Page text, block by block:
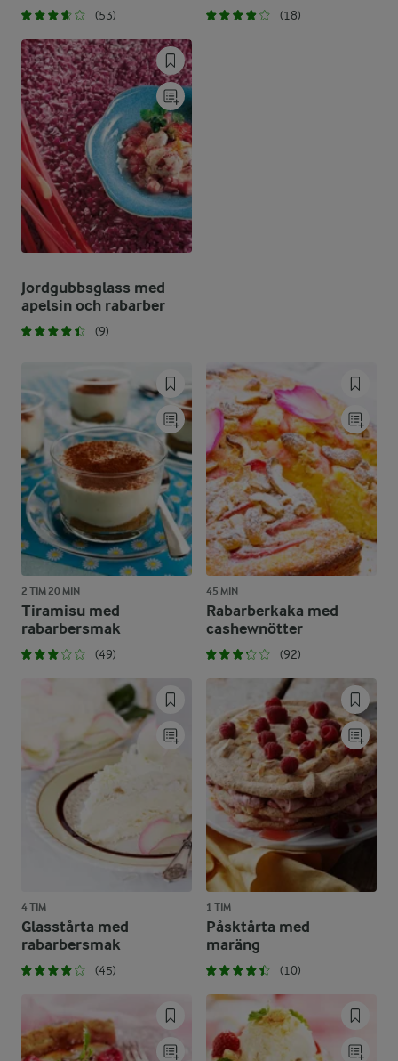
(53) (18)
Jordgubbsglass med
apelsin och rabarber
(9)
2 TIM 20 MIN
Tiramisu med
rabarbersmak
(49)
45 MIN
Rabarberkaka med
cashewnötter
(92)
4 TIM
Glasstårta med
rabarbersmak
(45)
1 TIM
Påsktårta med
maräng
(10)